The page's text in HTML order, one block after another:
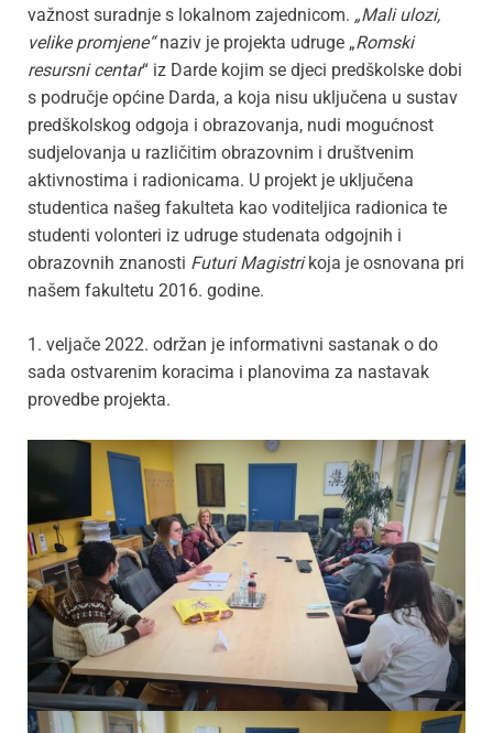
važnost suradnje s lokalnom zajednicom. „Mali ulozi,
velike promjene“naziv je projekta udruge „Romski
resursni centar“ iz Darde kojim se djeci predškolske dobi
s područje općine Darda, a koja nisu uključena u sustav
predškolskog odgoja i obrazovanja, nudi mogućnost
sudjelovanja u različitim obrazovnim i društvenim
aktivnostima i radionicama. U projekt je uključena
studentica našeg fakulteta kao voditeljica radionica te
studenti volonteri iz udruge studenata odgojnih i
obrazovnih znanosti Futuri Magistrikoja je osnovana pri
našem fakultetu 2016. godine.
1. veljače 2022. održan je informativni sastanak o do
sada ostvarenim koracima i planovima za nastavak
provedbe projekta.